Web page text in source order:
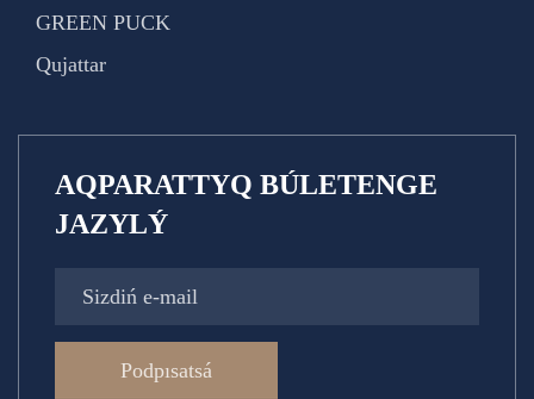
GREEN PUCK
Qujattar
AQPARATTYQ BÚLETENGE
JAZYLÝ
Podpısatsá